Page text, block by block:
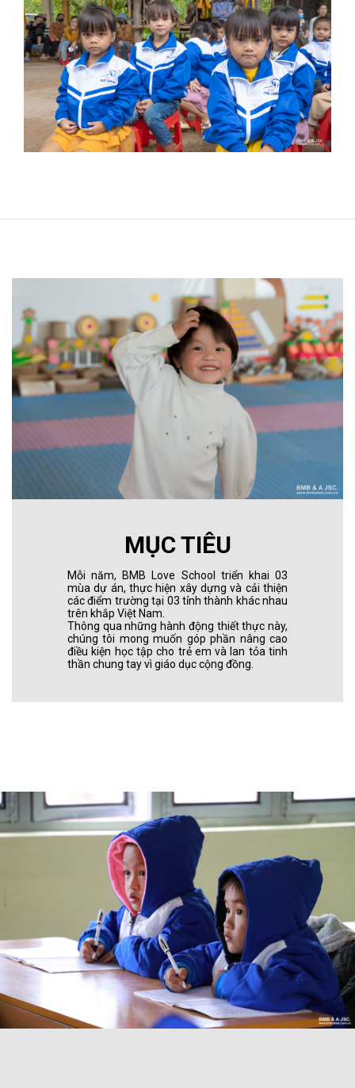
MỤC TIÊU
Mỗi năm, BMB Love School triển khai 03
mùa dự án, thực hiện xây dựng và cải thiện
các điểm trường tại 03 tỉnh thành khác nhau
trên khắp Việt Nam.
Thông qua những hành động thiết thực này,
chúng tôi mong muốn góp phần nâng cao
điều kiện học tập cho trẻ em và lan tỏa tinh
thần chung tay vì giáo dục cộng đồng.